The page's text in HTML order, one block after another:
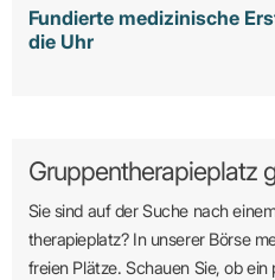
Fundierte medizinische
die Uhr
Gruppentherapieplatz
Sie sind auf der Suche nach
therapie­platz? In unserer Börse
freien Plätze. Schauen Sie, ob